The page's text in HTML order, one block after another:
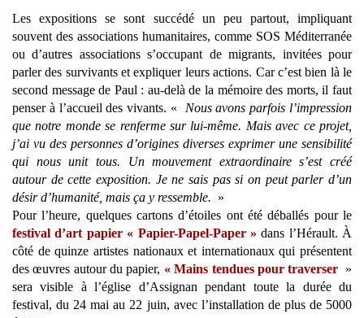
Les expositions se sont succédé un peu partout, impliquant
souvent des associations humanitaires, comme SOS Méditerranée
ou d’autres associations s’occupant de migrants, invitées pour
parler des survivants et expliquer leurs actions. Car c’est bien là le
second message de Paul : au-delà de la mémoire des morts, il faut
penser à l’accueil des vivants. «
Nous avons parfois l’impression
que notre monde se renferme sur lui-même. Mais avec ce projet,
j’ai vu des personnes d’origines diverses exprimer une sensibilité
qui nous unit tous. Un mouvement extraordinaire s’est créé
autour de cette exposition. Je ne sais pas si on peut parler d’un
désir d’humanité, mais ça y ressemble. »
Pour l’heure, quelques cartons d’étoiles ont été déballés pour le
festival d’art papier « Papier-Papel-Paper » dans l’Hérault. À
côté de quinze artistes nationaux et internationaux qui présentent
des œuvres autour du papier, « Mains tendues pour traverser »
sera visible à l’église d’Assignan pendant toute la durée du
festival, du 24 mai au 22 juin, avec l’installation de plus de 5000